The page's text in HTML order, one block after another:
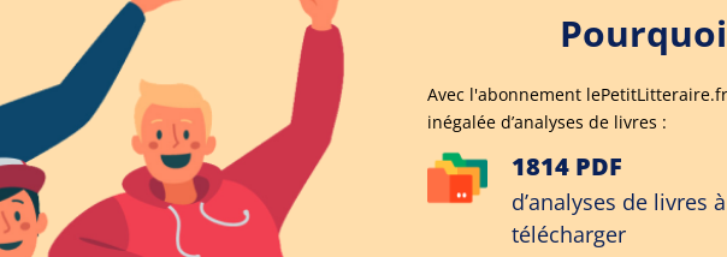
Avec l'abonnement
inégalée d’analyses de livres :
1814 PDF
d’analyses de livres à
télécharger